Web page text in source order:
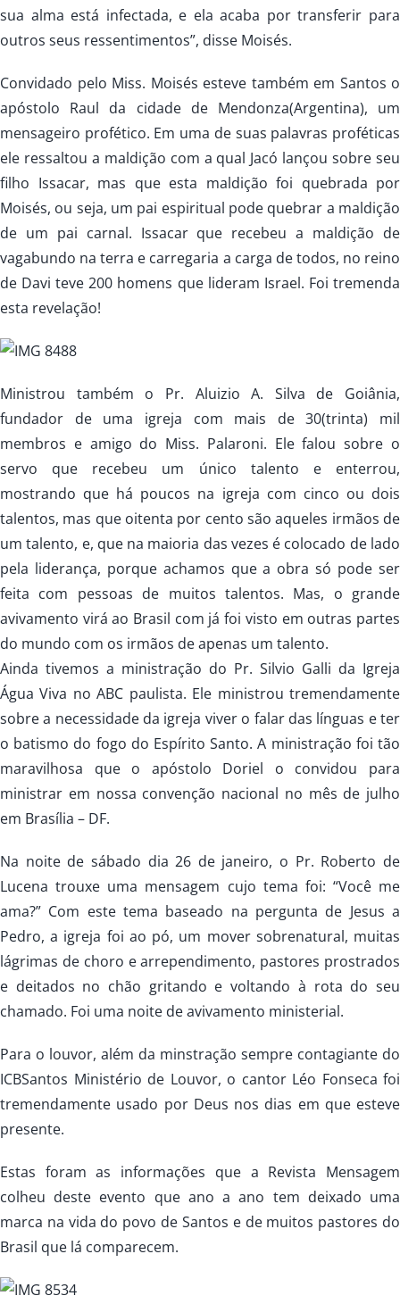
sua alma está infectada, e ela acaba por transferir para
outros seus ressentimentos”, disse Moisés.
Convidado pelo Miss. Moisés esteve também em Santos o
apóstolo Raul da cidade de Mendonza(Argentina), um
mensageiro profético. Em uma de suas palavras proféticas
ele ressaltou a maldição com a qual Jacó lançou sobre seu
filho Issacar, mas que esta maldição foi quebrada por
Moisés, ou seja, um pai espiritual pode quebrar a maldição
de um pai carnal. Issacar que recebeu a maldição de
vagabundo na terra e carregaria a carga de todos, no reino
de Davi teve 200 homens que lideram Israel. Foi tremenda
esta revelação!
Ministrou também o Pr. Aluizio A. Silva de Goiânia,
fundador de uma igreja com mais de 30(trinta) mil
membros e amigo do Miss. Palaroni. Ele falou sobre o
servo que recebeu um único talento e enterrou,
mostrando que há poucos na igreja com cinco ou dois
talentos, mas que oitenta por cento são aqueles irmãos de
um talento, e, que na maioria das vezes é colocado de lado
pela liderança, porque achamos que a obra só pode ser
feita com pessoas de muitos talentos. Mas, o grande
avivamento virá ao Brasil com já foi visto em outras partes
do mundo com os irmãos de apenas um talento.
Ainda tivemos a ministração do Pr. Silvio Galli da Igreja
Água Viva no ABC paulista. Ele ministrou tremendamente
sobre a necessidade da igreja viver o falar das línguas e ter
o batismo do fogo do Espírito Santo. A ministração foi tão
maravilhosa que o apóstolo Doriel o convidou para
ministrar em nossa convenção nacional no mês de julho
em Brasília – DF.
Na noite de sábado dia 26 de janeiro, o Pr. Roberto de
Lucena trouxe uma mensagem cujo tema foi: “Você me
ama?” Com este tema baseado na pergunta de Jesus a
Pedro, a igreja foi ao pó, um mover sobrenatural, muitas
lágrimas de choro e arrependimento, pastores prostrados
e deitados no chão gritando e voltando à rota do seu
chamado. Foi uma noite de avivamento ministerial.
Para o louvor, além da minstração sempre contagiante do
ICBSantos Ministério de Louvor, o cantor Léo Fonseca foi
tremendamente usado por Deus nos dias em que esteve
presente.
Estas foram as informações que a Revista Mensagem
colheu deste evento que ano a ano tem deixado uma
marca na vida do povo de Santos e de muitos pastores do
Brasil que lá comparecem.